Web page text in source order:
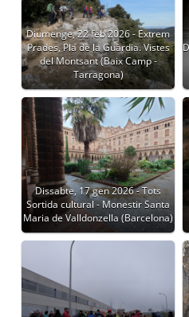
Diumenge, 22 feb 2026 - Extrem
Prades, Pla de la Guàrdia. Vistes
del Montsant (Baix Camp -
Tarragona)
Dissabte, 17 gen 2026 - Tots
Sortida cultural - Monestir Santa
Maria de Valldonzella (Barcelona)